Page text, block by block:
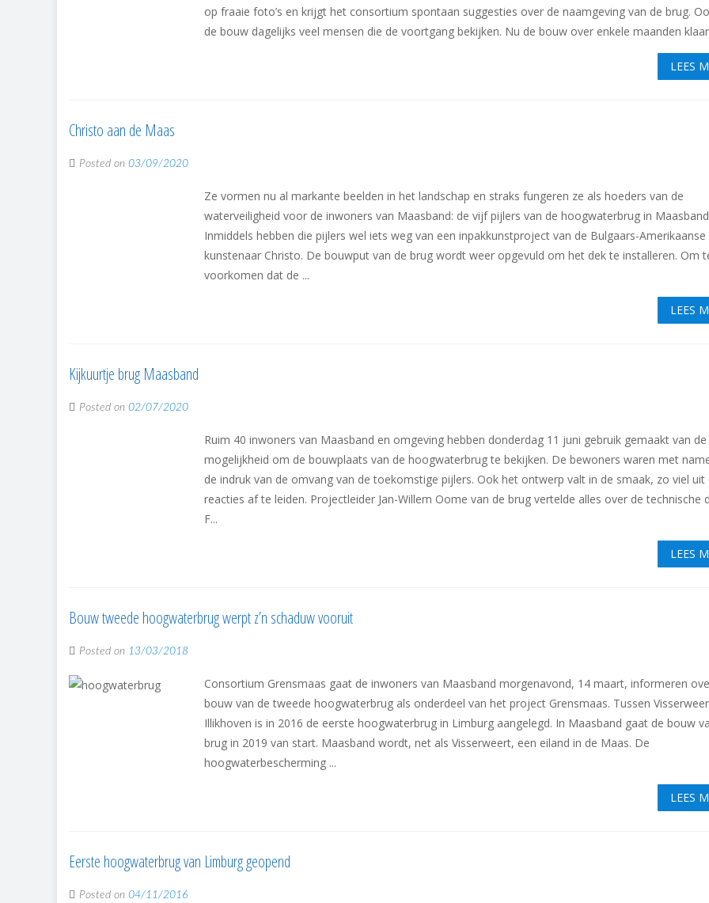
op fraaie foto’s en krijgt het consortium spontaan suggesties over de naamgeving van de brug.
de bouw dagelijks veel mensen die de voortgang bekijken. Nu de bouw over enkele maanden klaar
LEES
Christo aan de Maas
Posted on 03/09/2020
Ze vormen nu al markante beelden in het landschap en straks fungeren ze als hoeders van de
waterveiligheid voor de inwoners van Maasband: de vijf pijlers van de hoogwaterbrug in
Inmiddels hebben die pijlers wel iets weg van een inpakkunstproject van de Bulgaars-Amerikaanse
kunstenaar Christo. De bouwput van de brug wordt weer opgevuld om het dek te installeren. Om
voorkomen dat de ...
LEES
Kijkuurtje brug Maasband
Posted on 02/07/2020
Ruim 40 inwoners van Maasband en omgeving hebben donderdag 11 juni gebruik gemaakt van de
mogelijkheid om de bouwplaats van de hoogwaterbrug te bekijken. De bewoners waren met
de indruk van de omvang van de toekomstige pijlers. Ook het ontwerp valt in de smaak, zo viel uit
reacties af te leiden. Projectleider Jan-Willem Oome van de brug vertelde alles over de technische
F...
LEES
Bouw tweede hoogwaterbrug werpt z’n schaduw vooruit
Posted on 13/03/2018
Consortium Grensmaas gaat de inwoners van Maasband morgenavond, 14 maart, informeren
bouw van de tweede hoogwaterbrug als onderdeel van het project Grensmaas. Tussen
Illikhoven is in 2016 de eerste hoogwaterbrug in Limburg aangelegd. In Maasband gaat de bouw
brug in 2019 van start. Maasband wordt, net als Visserweert, een eiland in de Maas. De
hoogwaterbescherming ...
LEES
Eerste hoogwaterbrug van Limburg geopend
Posted on 04/11/2016